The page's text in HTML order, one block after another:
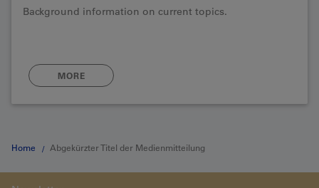
Background information on current topics.
MORE
Home Abgekürzter Titel der Medienmitteilung